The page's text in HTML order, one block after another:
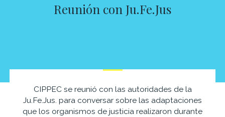
Reunión con Ju.Fe.Jus
CIPPEC se reunió con las autoridades de la
Ju.Fe.Jus. para conversar sobre las adaptaciones
que los organismos de justicia realizaron durante